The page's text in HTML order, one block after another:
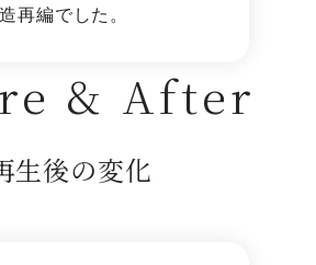
再編でした。
& After
生後の変化